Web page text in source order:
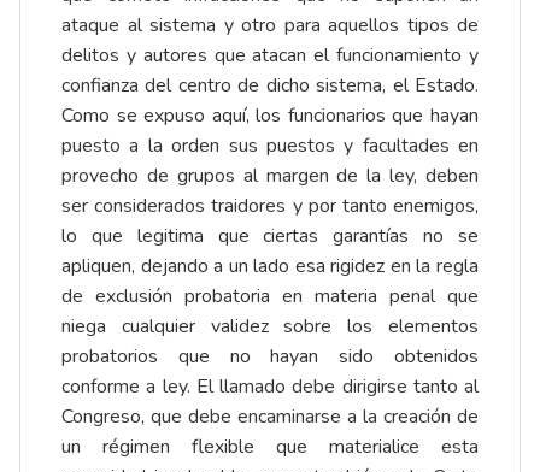
ataque al sistema y otro para aquellos tipos de
delitos y autores que atacan el funcionamiento y
confianza del centro de dicho sistema, el Estado.
Como se expuso aquí, los funcionarios que hayan
puesto a la orden sus puestos y facultades en
provecho de grupos al margen de la ley, deben
ser considerados traidores y por tanto enemigos,
lo que legitima que ciertas garantías no se
apliquen, dejando a un lado esa rigidez en la regla
de exclusión probatoria en materia penal que
niega cualquier validez sobre los elementos
probatorios que no hayan sido obtenidos
conforme a ley. El llamado debe dirigirse tanto al
Congreso, que debe encaminarse a la creación de
un régimen flexible que materialice esta